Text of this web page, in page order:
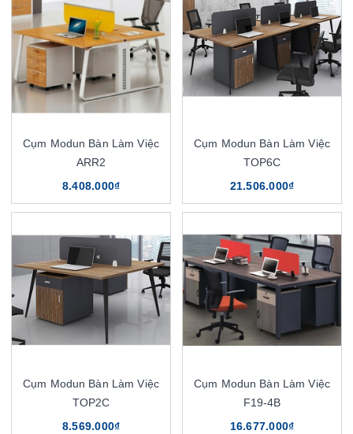
Cụm Modun Bàn Làm Việc
ARR2
8.408.000₫
Cụm Modun Bàn Làm Việc
TOP6C
21.506.000₫
Cụm Modun Bàn Làm Việc
TOP2C
8.569.000₫
Cụm Modun Bàn Làm Việc
F19-4B
16.677.000₫